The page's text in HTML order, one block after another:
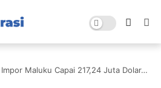
Impor Maluku Capai 217,24 Juta Dolar, Tiongkok Jadi Pasokan Non Migas Utama